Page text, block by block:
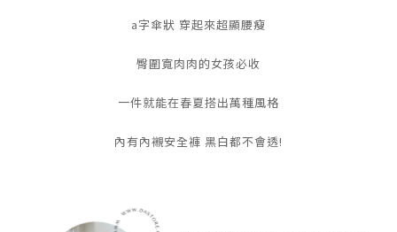
a字傘狀 穿起來超顯腰瘦
臀圍寬肉肉的女孩必收
一件就能在春夏搭出萬種風格
內有內襯安全褲 黑白都不會透!